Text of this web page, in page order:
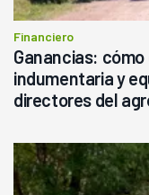
Financiero
Ganancias:
indumentaria y
directores del